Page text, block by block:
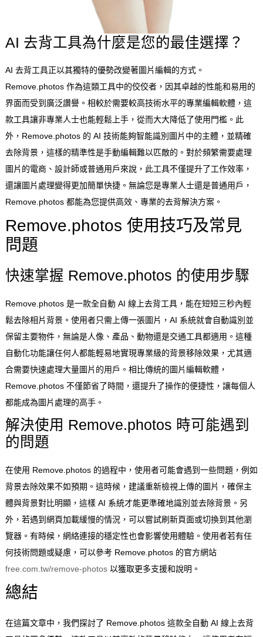
AI 去背工具為什麼是您的最佳選擇？
AI 去背工具正以其獨特的優勢改變著圖片編輯的方式。
Remove.photos 作為這類工具中的佼佼者，因其卓越的性能和易用的
界面而受到廣泛讚譽。相較於需要較高技術水平的專業編輯軟體，這
款工具讓非專業人士也能輕鬆上手，從而大大降低了使用門檻。此
外，Remove.photos 的 AI 技術能夠智能識別圖片中的主體，並精確
去除背景，這樣的精準性是手動編輯難以匹敵的。對於頻繁需要處理
圖片的電商、設計師或普通用戶來說，此工具不僅提升了工作效率，
還讓圖片處理變得更加簡單快捷。無論您是專業人士還是普通用戶，
Remove.photos 都能為您提供高效、專業的去背解決方案。
Remove.photos 使用技巧及常見
問題
快速掌握 Remove.photos 的使用步驟
Remove.photos 是一款全自動 AI 線上去背工具，能在短短三秒內輕
鬆去除相片背景。使用者只需上傳一張圖片，AI 系統就會自動識別並
保留主要物件，無論是人像、產品、動物還是交通工具都適用。這種
自動化功能讓任何人都能輕易地實現專業級的背景移除效果，尤其適
合需要快速處理大量圖片的用戶。相比傳統的圖片編輯軟體，
Remove.photos 不僅節省了時間，還提升了操作的便捷性，讓每個人
都能成為圖片處理的高手。
解決使用 Remove.photos 時可能遇到
的問題
在使用 Remove.photos 的過程中，使用者可能會遇到一些問題，例如
背景去除效果不如預期。這時候，建議重新檢視上傳的圖片，確保主
體與背景對比明顯，這樣 AI 系統才能更準確地識別並去除背景。另
外，若遇到網頁加載緩慢的情況，可以嘗試刷新頁面或切換到其他瀏
覽器。有時候，網絡連接的穩定性也會影響使用體驗。使用者若有任
何技術問題或疑慮，可以參考 Remove.photos 的官方網站
free.com.tw/remove-photos以獲取更多支援和說明。
總結
在這篇文章中，我們探討了 Remove.photos 這款全自動 AI 線上去背